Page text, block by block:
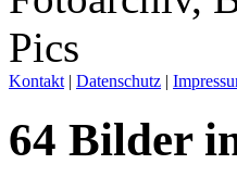
Kontakt | Datenschutz |
64 Bilder